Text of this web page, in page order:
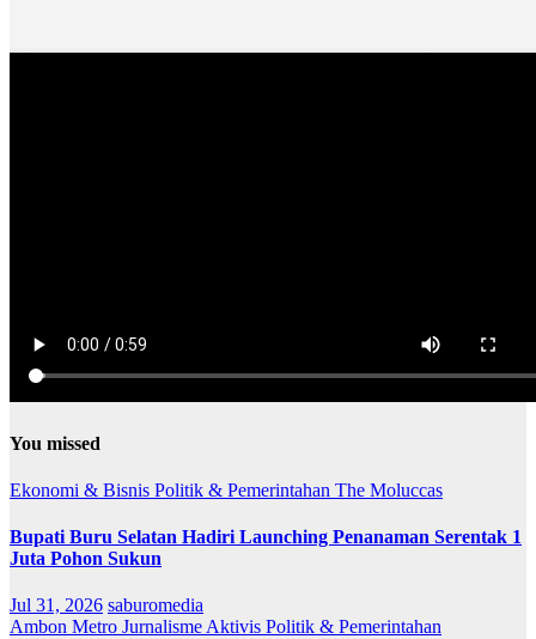
You missed
Ekonomi & Bisnis Politik & Pemerintahan The Moluccas
Bupati Buru Selatan Hadiri Launching Penanaman Serentak 1
Juta Pohon Sukun
Jul 31, 2026 saburomedia
Ambon Metro Jurnalisme Aktivis Politik & Pemerintahan